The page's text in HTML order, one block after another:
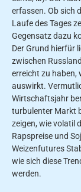
erfassen. Ob sich
Laufe des Tages
Gegensatz dazu
Der Grund hierfür
zwischen
erreicht zu haben,
auswirkt.
Wirtschaftsjahr
turbulenter Markt
zeigen, wie volatil
Rapspreise und
Weizenfutures
wie sich diese
werden.